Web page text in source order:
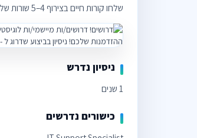
שלחו קורות חיים בצירוף 4–5 שורות של סיכום מקצועי על עצמכם למייל.
ניסיון נדרש
1 שנים
כישורים נדרשים